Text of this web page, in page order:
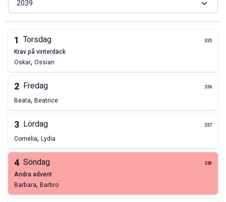
2039
1 Torsdag 335
krav på vinterdäck
Oskar, Ossian
2 Fredag 336
Beata, Beatrice
3 Lördag 337
Cornelia, Lydia
4 Söndag 338
andra advent
Barbara, Barbro